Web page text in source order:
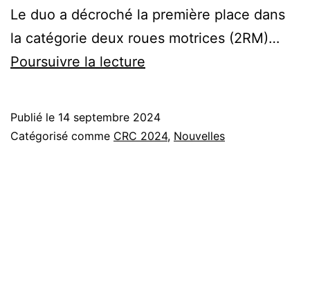
Le duo a décroché la première place dans
la catégorie deux roues motrices (2RM)…
Poursuivre la lecture
Publié le 14 septembre 2024
Catégorisé comme CRC 2024, Nouvelles